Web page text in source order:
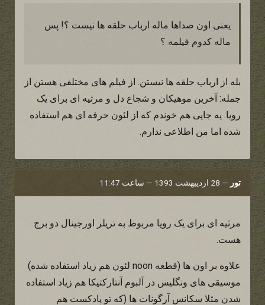
یعنی اون صداها ماله ارباب حلقه ها نیست ؟! پس
ماله کدوم فیلمه ؟
بله از ارباب حلقه ها نیستن. از فیلم های مختلفی هستن از
جمله: آخرین موهیکان و شجاع دل و مرثیه ای برای یک
رویا. یه جایی هم خوندم که از لئون حرفه ای هم استفاده
شده اما من اطلاعی ندارم.
تور — 28 اردیبهشت 1393 — ساعت 11:47
مرثیه ای برای یک رویا مربوط به تریلر اورجینال دو برج
هست.
علاوه بر اون ها (قطعه noon لئون هم زیاد استفاده شده)
موسیقی های ونگلیس در آلبوم آنتارکتیکا هم زیاد استفاده
شدن مثلا سکانس آرگونات ها (که تو پادکست هم